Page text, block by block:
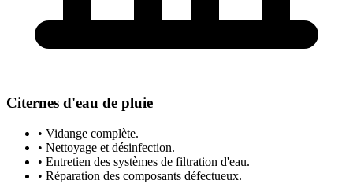
Citernes d'eau de pluie
• Vidange complète.
• Nettoyage et désinfection.
• Entretien des systèmes de filtration d'eau.
• Réparation des composants défectueux.